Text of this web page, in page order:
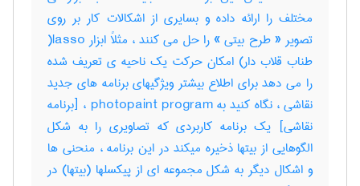
مختلف را ارائه داده و بسایری از اشکالات کار بر روی
تصویر « طرح بیتی » را حل می کنند ، مثلاً ابزار lasso(
طناب قلاب دار) امکان حرکت یک ناحیه ی تعریف شده
را می دهد برای اطلاع بیشتر ویژگیهای برنامه های جدید
نقاشی ، نگاه کنید به photopaint program ، [برنامه
نقاشی] یک برنامه کاربردی که تصاویری را به شکل
الگوهایی از بیتها ذخیره میکند در این برنامه ، منحنی ها
و اشکال دیگر به شکل مجموعه ای از پیکسلها (بیتها) در